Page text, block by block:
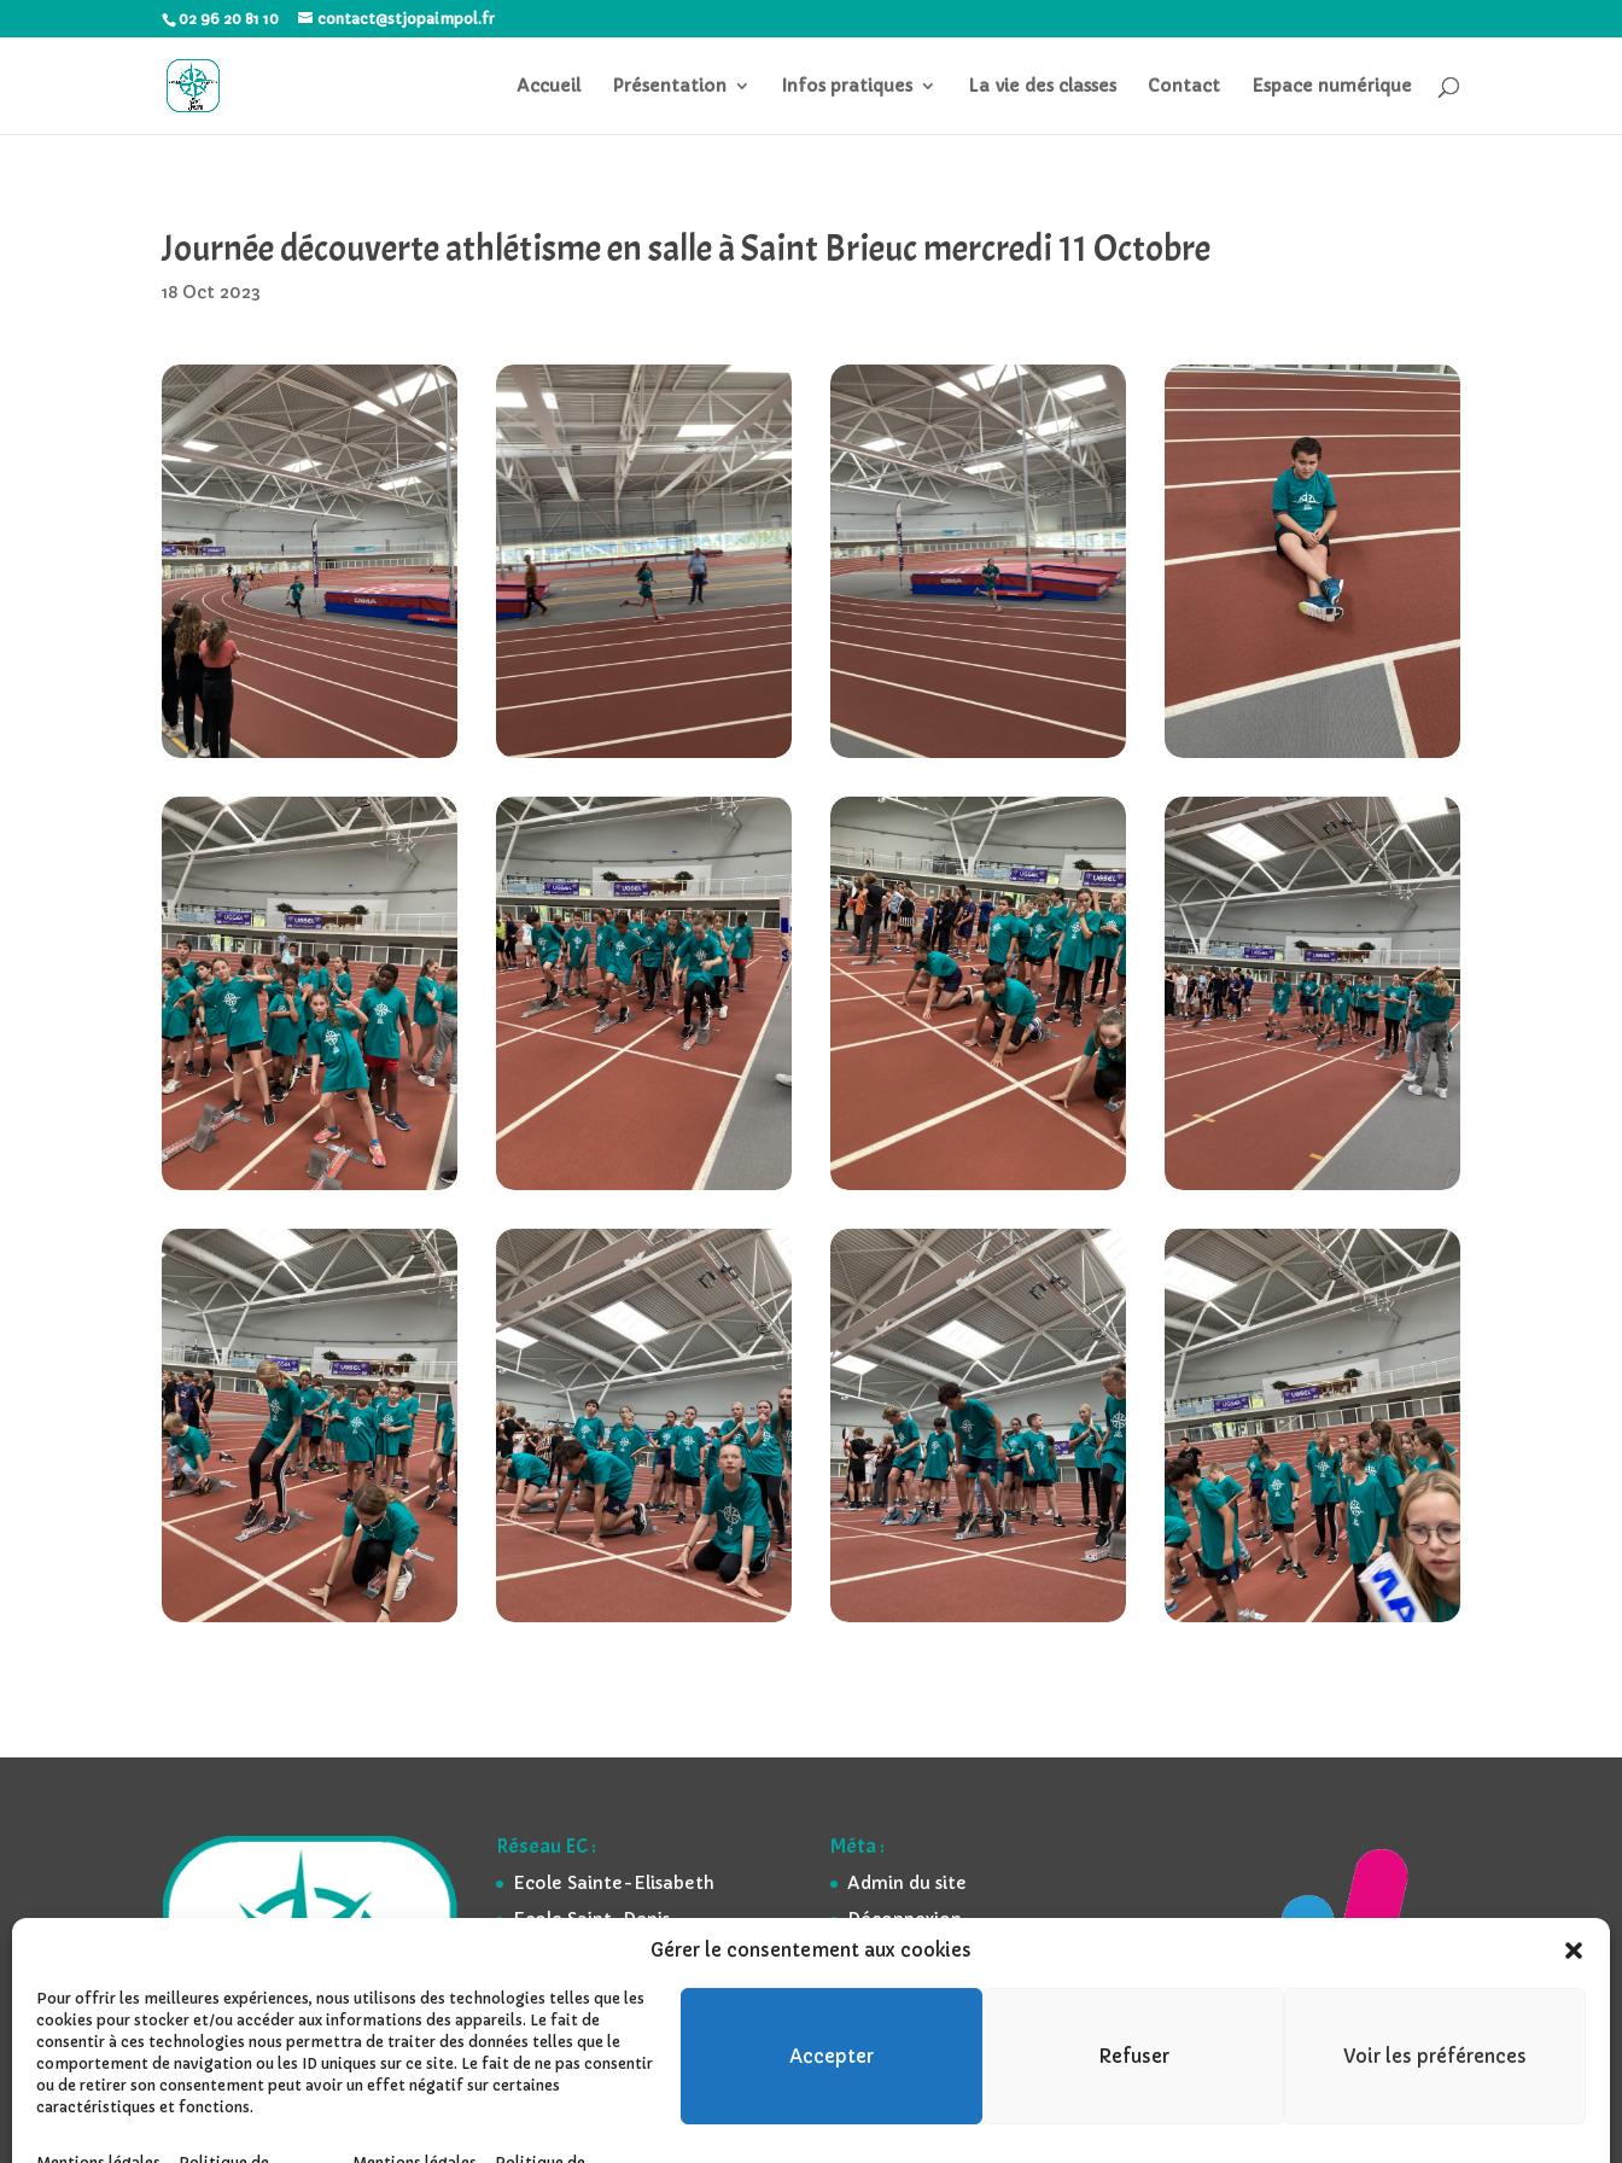
Gérer le consentement aux cookies
Pour offrir les meilleures expériences, nous utilisons des technologies telles que les
cookies pour stocker et/ou accéder aux informations des appareils. Le fait de
consentir à ces technologies nous permettra de traiter des données telles que le
comportement de navigation ou les ID uniques sur ce site. Le fait de ne pas consentir
ou de retirer son consentement peut avoir un effet négatif sur certaines
caractéristiques et fonctions.
Accepter Refuser Voir les préférences
02 96 20 81 10 contact@stjopaimpol.fr
Accueil Présentation Infos pratiques La vie des classes Contact Espace numérique
Journée découverte athlétisme en salle à Saint Brieuc mercredi 11 Octobre
18 Oct 2023
Réseau EC :
Ecole Sainte-Elisabeth
Ecole Saint-Denis
Ecole St-Georges
Ecole Sainte-Famille
Lycée Kersa Lasalle
Lycée Notre-Dame
Méta :
Admin du site
Déconnexion
Mentions légales
Espace réservé